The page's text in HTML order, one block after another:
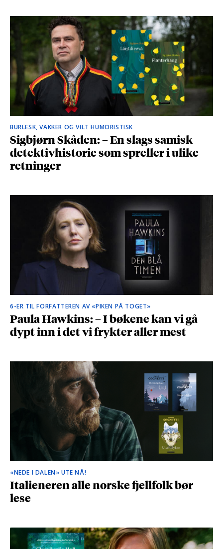
BURLESK, VAKKER OG VILT HUMORISTISK
Sigbjørn Skåden: – En slags samisk
detektivhistorie som spreller i ulike
retninger
6-ER TIL FORFATTEREN AV «PIKEN PÅ TOGET»
Paula Hawkins: – I bøkene kan vi gå
dypt inn i det vi frykter aller mest
«NEDE I DALEN» UTE NÅ!
Italieneren alle norske fjellfolk bør
lese